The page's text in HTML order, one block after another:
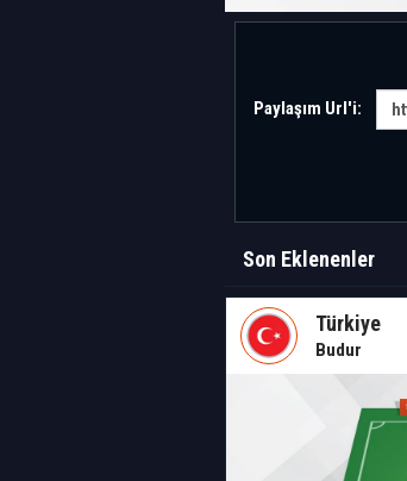
Paylaşım Url'i:
Son Eklenenler
Türkiye
Budur